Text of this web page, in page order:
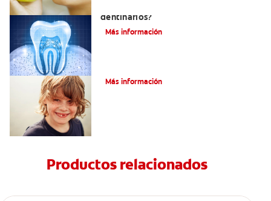
dentinarios?
Más información
Más información
Productos relacionados